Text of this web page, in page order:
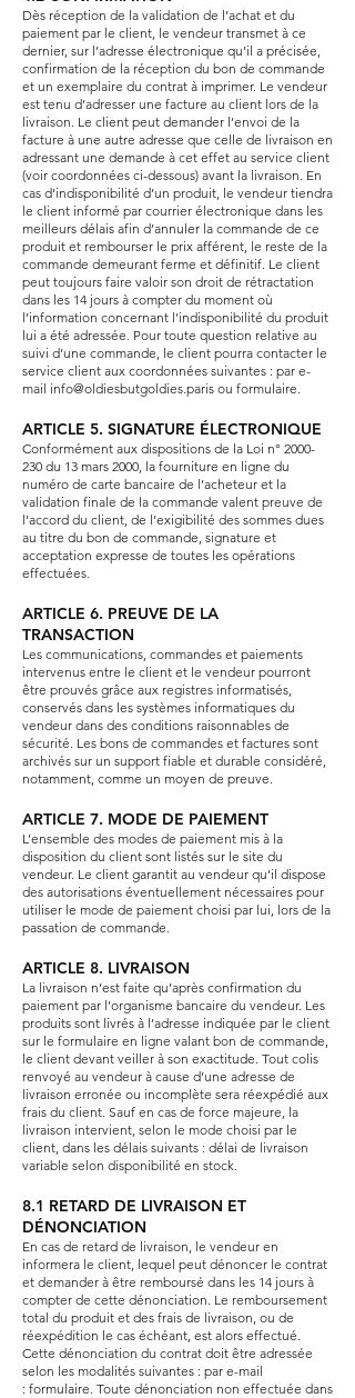
Dès réception de la validation de l’achat et du
paiement par le client, le vendeur transmet à ce
dernier, sur l’adresse électronique qu’il a précisée,
confirmation de la réception du bon de commande
et un exemplaire du contrat à imprimer. Le vendeur
est tenu d’adresser une facture au client lors de la
livraison. Le client peut demander l’envoi de la
facture à une autre adresse que celle de livraison en
adressant une demande à cet effet au service client
(voir coordonnées ci-dessous) avant la livraison. En
cas d’indisponibilité d’un produit, le vendeur tiendra
le client informé par courrier électronique dans les
meilleurs délais afin d’annuler la commande de ce
produit et rembourser le prix afférent, le reste de la
commande demeurant ferme et définitif. Le client
peut toujours faire valoir son droit de rétractation
dans les 14 jours à compter du moment où
l’information concernant l’indisponibilité du produit
lui a été adressée. Pour toute question relative au
suivi d’une commande, le client pourra contacter le
service client aux coordonnées suivantes : par e-
mail info@oldiesbutgoldies.paris ou formulaire
ARTICLE 5. SIGNATURE ÉLECTRONIQUE
Conformément aux dispositions de la Loi n° 2000-
230 du 13 mars 2000, la fourniture en ligne du
numéro de carte bancaire de l’acheteur et la
validation finale de la commande valent preuve de
l’accord du client, de l’exigibilité des sommes dues
au titre du bon de commande, signature et
acceptation expresse de toutes les opérations
effectuées.
ARTICLE 6. PREUVE DE LA
TRANSACTION
Les communications, commandes et paiements
intervenus entre le client et le vendeur pourront
être prouvés grâce aux registres informatisés,
conservés dans les systèmes informatiques du
vendeur dans des conditions raisonnables de
sécurité. Les bons de commandes et factures sont
archivés sur un support fiable et durable considéré,
notamment, comme un moyen de preuve.
ARTICLE 7. MODE DE PAIEMENT
L’ensemble des modes de paiement mis à la
disposition du client sont listés sur le site du
vendeur. Le client garantit au vendeur qu’il dispose
des autorisations éventuellement nécessaires pour
utiliser le mode de paiement choisi par lui, lors de la
passation de commande.
ARTICLE 8. LIVRAISON
La livraison n’est faite qu’après confirmation du
paiement par l’organisme bancaire du vendeur. Les
produits sont livrés à l’adresse indiquée par le client
sur le formulaire en ligne valant bon de commande,
le client devant veiller à son exactitude. Tout colis
renvoyé au vendeur à cause d’une adresse de
livraison erronée ou incomplète sera réexpédié aux
frais du client. Sauf en cas de force majeure, la
livraison intervient, selon le mode choisi par le
client, dans les délais suivants : délai de livraison
variable selon disponibilité en stock.
8.1 RETARD DE LIVRAISON ET
DÉNONCIATION
En cas de retard de livraison, le vendeur en
informera le client, lequel peut dénoncer le contrat
et demander à être remboursé dans les 14 jours à
compter de cette dénonciation. Le remboursement
total du produit et des frais de livraison, ou de
réexpédition le cas échéant, est alors effectué.
Cette dénonciation du contrat doit être adressée
selon les modalités suivantes : par e-mail
: formulaire . Toute dénonciation non effectuée dans